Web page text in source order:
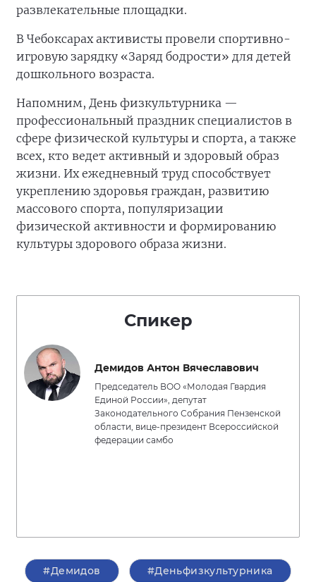
развлекательные площадки.
В Чебоксарах активисты провели спортивно-
игровую зарядку «Заряд бодрости» для детей
дошкольного возраста.
Напомним, День физкультурника —
профессиональный праздник специалистов в
сфере физической культуры и спорта, а также
всех, кто ведет активный и здоровый образ
жизни. Их ежедневный труд способствует
укреплению здоровья граждан, развитию
массового спорта, популяризации
физической активности и формированию
культуры здорового образа жизни.
Спикер
Демидов Антон Вячеславович
Председатель ВОО «Молодая Гвардия
Единой России», депутат
Законодательного Собрания Пензенской
области, вице-президент Всероссийской
федерации самбо
#Демидов #Деньфизкультурника